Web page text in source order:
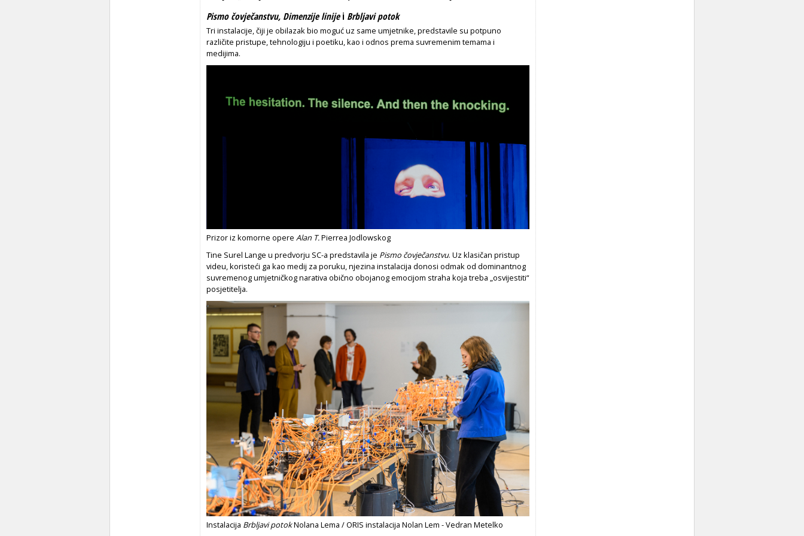
Pismo čovječanstvu, Dimenzije linijei ­Brbljavi potok
Tri instalacije, čiji je obilazak bio moguć uz same umjetnike, predstavile su potpuno
različite pristupe, tehnologiju i poetiku, kao i odnos prema suvremenim temama i
medijima.
Prizor iz komorne opere Alan T.Pierrea Jodlowskog
Tine Surel Lange u predvorju SC-a predstavila je Pismo čovječanstvu. Uz klasičan pristup
videu, koristeći ga kao medij za poruku, njezina instalacija donosi odmak od dominantnog
suvremenog umjetničkog narativa obično obojanog emocijom straha koja treba „osvijestiti“
posjetitelja.
Instalacija Brbljavi potokNolana Lema / ORIS instalacija Nolan Lem - Vedran Metelko